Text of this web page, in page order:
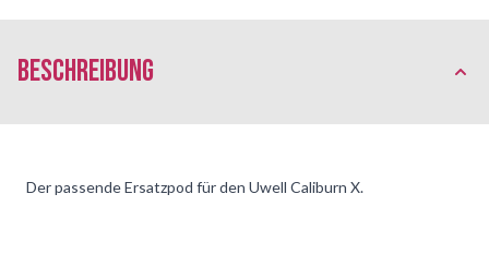
Beschreibung
Der passende Ersatzpod für den Uwell Caliburn X.